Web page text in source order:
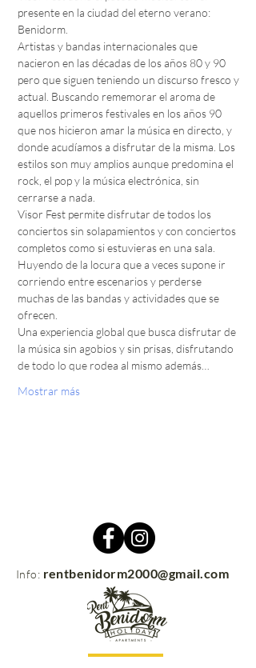
presente en la ciudad del eterno verano:
Benidorm.
Artistas y bandas internacionales que
nacieron en las décadas de los años 80 y 90
pero que siguen teniendo un discurso fresco y
actual. Buscando rememorar el aroma de
aquellos primeros festivales en los años 90
que nos hicieron amar la música en directo, y
donde acudíamos a disfrutar de la misma. Los
estilos son muy amplios aunque predomina el
rock, el pop y la música electrónica, sin
cerrarse a nada.
Visor Fest permite disfrutar de todos los
conciertos sin solapamientos y con conciertos
completos como si estuvieras en una sala.
Huyendo de la locura que a veces supone ir
corriendo entre escenarios y perderse
muchas de las bandas y actividades que se
ofrecen.
Una experiencia global que busca disfrutar de
la música sin agobios y sin prisas, disfrutando
de todo lo que rodea al mismo además…
Mostrar más
Info: rentbenidorm2000@gmail.com